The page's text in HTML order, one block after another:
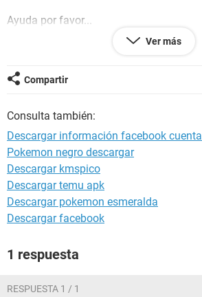
Ayuda por favor...
Ver más
Compartir
Consulta también:
Descargar información facebook
Pokemon negro descargar
Descargar kmspico
Descargar temu apk
Descargar pokemon esmeralda
Descargar facebook
1 respuesta
RESPUESTA 1 / 1